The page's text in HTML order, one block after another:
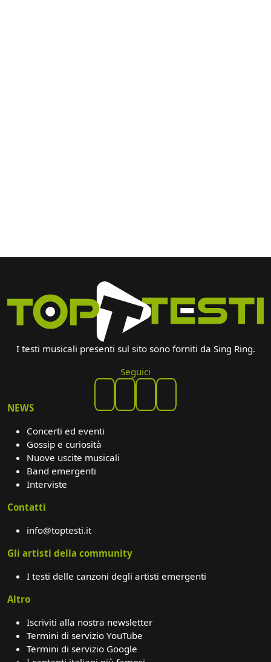
I testi musicali presenti sul sito sono forniti da Sing Ring.
Seguici
NEWS
Concerti ed eventi
Gossip e curiosità
Nuove uscite musicali
Band emergenti
Interviste
Contatti
info@toptesti.it
Gli artisti della community
I testi delle canzoni degli artisti emergenti
Altro
Iscriviti alla nostra newsletter
Termini di servizio YouTube
Termini di servizio Google